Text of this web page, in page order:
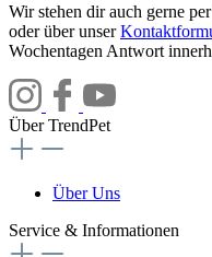
Wir stehen dir auch gerne
oder über unser
Wochentagen Antwort
Über TrendPet
Über Uns
Service & Informationen